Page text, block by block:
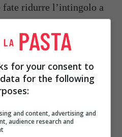
fate ridurre l’intingolo a
appena cotto, oppure
in frigorifero
in un contenitore
con patate
for your consent to
for the following
and content, advertising and
audience research and